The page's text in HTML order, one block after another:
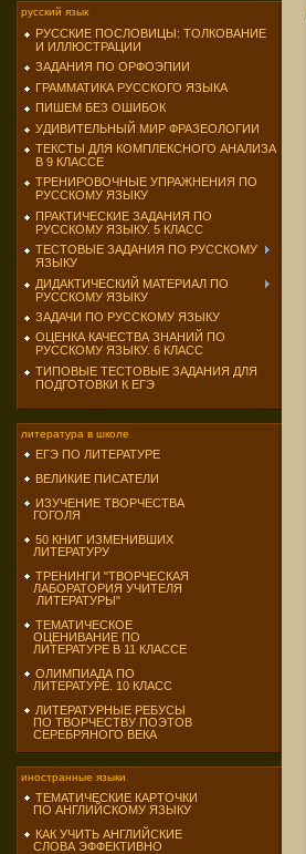
русский язык
РУССКИЕ ПОСЛОВИЦЫ: ТОЛКОВАНИЕ
И ИЛЛЮСТРАЦИИ
ЗАДАНИЯ ПО ОРФОЭПИИ
ГРАММАТИКА РУССКОГО ЯЗЫКА
ПИШЕМ БЕЗ ОШИБОК
УДИВИТЕЛЬНЫЙ МИР ФРАЗЕОЛОГИИ
ТЕКСТЫ ДЛЯ КОМПЛЕКСНОГО АНАЛИЗА
В 9 КЛАССЕ
ТРЕНИРОВОЧНЫЕ УПРАЖНЕНИЯ ПО
РУССКОМУ ЯЗЫКУ
ПРАКТИЧЕСКИЕ ЗАДАНИЯ ПО
РУССКОМУ ЯЗЫКУ. 5 КЛАСС
ТЕСТОВЫЕ ЗАДАНИЯ ПО РУССКОМУ
ЯЗЫКУ
ДИДАКТИЧЕСКИЙ МАТЕРИАЛ ПО
РУССКОМУ ЯЗЫКУ
ЗАДАЧИ ПО РУССКОМУ ЯЗЫКУ
ОЦЕНКА КАЧЕСТВА ЗНАНИЙ ПО
РУССКОМУ ЯЗЫКУ. 6 КЛАСС
ТИПОВЫЕ ТЕСТОВЫЕ ЗАДАНИЯ ДЛЯ
ПОДГОТОВКИ К ЕГЭ
литература в школе
ЕГЭ ПО ЛИТЕРАТУРЕ
ВЕЛИКИЕ ПИСАТЕЛИ
ИЗУЧЕНИЕ ТВОРЧЕСТВА
ГОГОЛЯ
50 КНИГ ИЗМЕНИВШИХ
ЛИТЕРАТУРУ
ТРЕНИНГИ "ТВОРЧЕСКАЯ
ЛАБОРАТОРИЯ УЧИТЕЛЯ
ЛИТЕРАТУРЫ"
ТЕМАТИЧЕСКОЕ
ОЦЕНИВАНИЕ ПО
ЛИТЕРАТУРЕ В 11 КЛАССЕ
ОЛИМПИАДА ПО
ЛИТЕРАТУРЕ. 10 КЛАСС
ЛИТЕРАТУРНЫЕ РЕБУСЫ
ПО ТВОРЧЕСТВУ ПОЭТОВ
СЕРЕБРЯНОГО ВЕКА
иностранные языки
ТЕМАТИЧЕСКИЕ КАРТОЧКИ
ПО АНГЛИЙСКОМУ ЯЗЫКУ
КАК УЧИТЬ АНГЛИЙСКИЕ
СЛОВА ЭФФЕКТИВНО